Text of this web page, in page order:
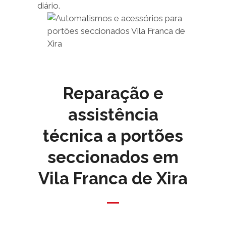
diário.
Reparação e
assistência
técnica a portões
seccionados em
Vila Franca de Xira